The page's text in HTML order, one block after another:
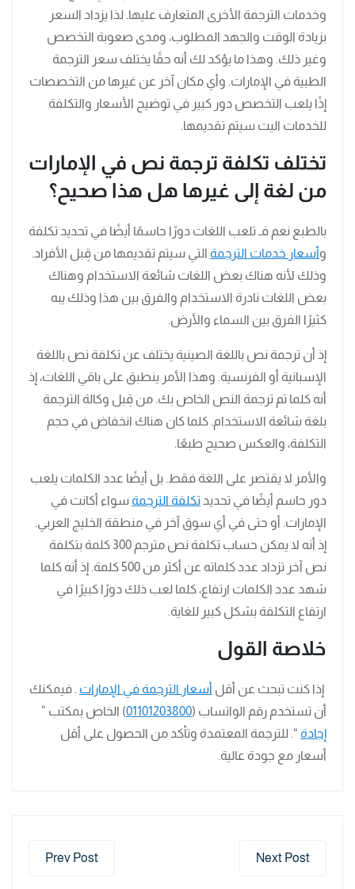
وخدمات الترجمة الأخرى المتعارف عليها. لذا يزداد السعر
بزيادة الوقت والجهد المطلوب، ومدى صعوبة التخصص
وغير ذلك. وهذا ما يؤكد لك أنه حقًا يختلف سعر الترجمة
الطبية في الإمارات. وأي مكان آخر عن غيرها من التخصصات
إذًا يلعب التخصص دور كبير في توضيح الأسعار والتكلفة
للخدمات اليت سيتم تقديمها.
تختلف تكلفة ترجمة نص في الإمارات
من لغة إلى غيرها هل هذا صحيح؟
بالطبع نعم فـ تلعب اللغات دورًا حاسمًا أيضًا في تحديد تكلفة
وأسعار خدمات الترجمة التي سيتم تقديمها من قِبل الأفراد.
وذلك لأنه هناك بعض اللغات شائعة الاستخدام وهناك
بعض اللغات نادرة الاستخدام والفرق بين هذا وذلك يبه
كثيرًا الفرق بين السماء والأرض.
إذ أن ترجمة نص باللغة الصينية يختلف عن تكلفة نص باللغة
الإسبانية أو الفرنسية. وهذا الأمر ينطبق على باقي اللغات، إذ
أنه كلما تم ترجمة النص الخاص بك. من قِبل وكالة الترجمة
بلغة شائعة الاستخدام. كلما كان هناك انخفاض في حجم
التكلفة، والعكس صحيح طبعًا.
والأمر لا يقتصر على اللغة فقط. بل أيضًا عدد الكلمات يلعب
دور حاسم أيضًا في تحديد تكلفة الترجمة سواء أكانت في
الإمارات. أو حتى في أي سوق آخر في منطقة الخليج العربي.
إذ أنه لا يمكن حساب تكلفة نص مترجم 300 كلمة بتكلفة
نص آخر تزداد عدد كلماته عن أكثر من 500 كلمة. إذ أنه كلما
شهد عدد الكلمات ارتفاع، كلما لعب ذلك دورًا كبيرًا في
ارتفاع التكلفة بشكل كبير للغاية.
خلاصة القول
إذا كنت تبحث عن أقل أسعار الترجمة في الإمارات . فيمكنك
أن تستخدم رقم الواتساب (01101203800) الخاص بمكتب ”
إجادة “. للترجمة المعتمدة وتأكد من الحصول على أقل
أسعار مع جودة عالية.
Prev Post Next Post